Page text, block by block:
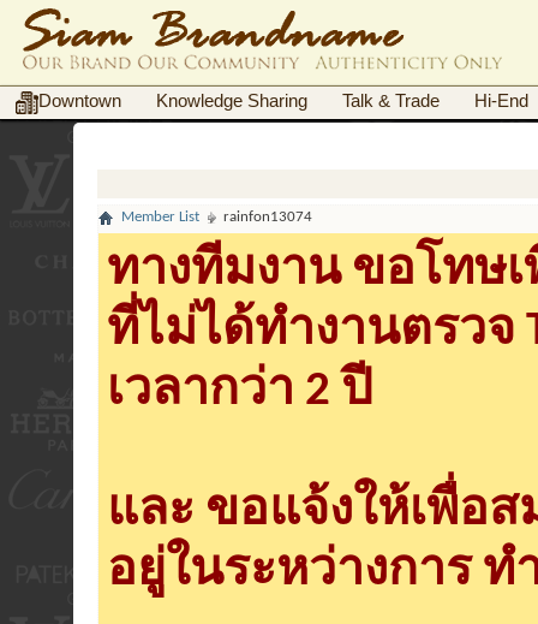
Downtown Knowledge Sharing Talk & Trade Hi-End
Member List rainfon13074
ทางทีมงาน ขอโทษ
ที่ไม่ได้ทำงานตรวจ
เวลากว่า 2 ปี
และ ขอแจ้งให้เพื่อ
อยู่ในระหว่างการ ท